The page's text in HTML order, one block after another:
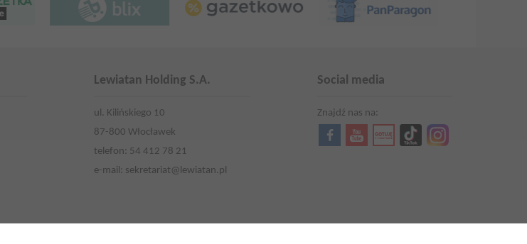
Lewiatan Holding S.A.
ul. Kilińskiego 10
87-800 Włocławek
telefon: 54 412 78 21
e-mail: sekretariat@lewiatan.pl
Social media
Znajdź nas na: